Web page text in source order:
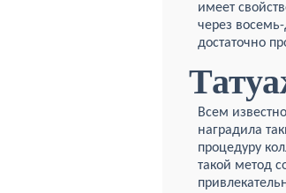
имеет
через
достаточно
Всем
наградила
процедуру
такой метод